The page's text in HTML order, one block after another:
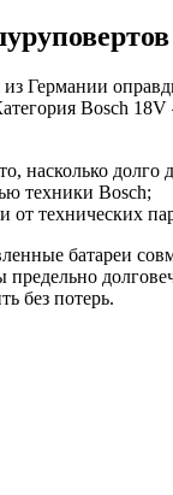
Германии
Bosch
насколько долго
техники Bosch;
технических
батареи
предельно
без потерь.